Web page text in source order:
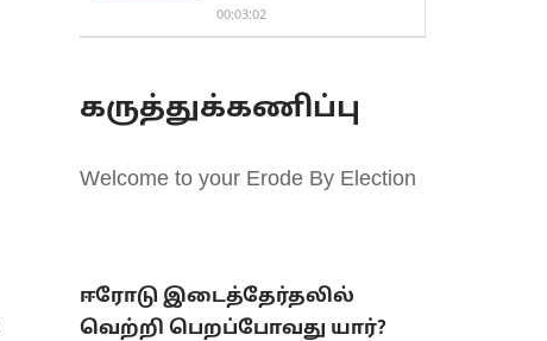
00:03:02
கருத்துக்கணிப்பு
Welcome to your Erode By Election
ஈரோடு இடைத்தேர்தலில்
வெற்றி பெறப்போவது யார்?